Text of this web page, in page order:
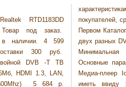
RTD1183DD
под заказ.
в наличии. 4 599
300 руб.
DVB -T ТВ
HDMI 1.3, LAN,
5 684 р.
цен от продавцов на
запись до
одновременно!
руб, $175.
чем купить
10 , необходимо
магазина должен
ICONBIT ,
Вообще,
не
от прКомпания
в 1995 году и на
является лидером
и мебели для